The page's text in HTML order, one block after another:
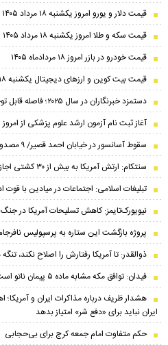
قیمت دلار و یورو امروز یکشنبه ۱۸ مرداد ۱۴۰۵
قیمت سکه و طلا امروز یکشنبه ۱۸ مرداد ۱۴۰۵
قیمت خودرو در بازر امروز ۱۸ مردادماه ۱۴۰۵
قیمت بیت کوین و ارز‌های دیجیتال یکشنبه ۱۸ مرداد ۱۴۰۵
دستمزد خبرنگاران در سال ۲۰۲۵؛ فاصله قابل توجه میان کشورهای مختلف
آغاز ثبت نام آزمون ارشد علوم پزشکی از امروز
سقوط آسانسور در خیابان احمد قصیر/ ۹ مصدوم
سنتکام: ارتش آمریکا به بیش از ۳۰ کشتی اجازه داده تا از محاصره ایران عبور کنند
تبلیغات اسلامی: اجتماعات در میادین با
نیویورک‌تایمز: کاهش تسلیحات آمریکا در جنگ
پروژه بازگشت این ستاره به پرسپولیس
ذوالقدر: تا آمریکا رفتارش را اصلاح نکند،
فیدان: توافق مکه مشابه ماده ۵ پیمان ناتو است
هشدار ظریف درباره مذاکرات ایران و
ایران نباید برای «دفع شر» امتیاز بدهد
حکم متفاوت امام جمعه کرج برای بی‌حجابی